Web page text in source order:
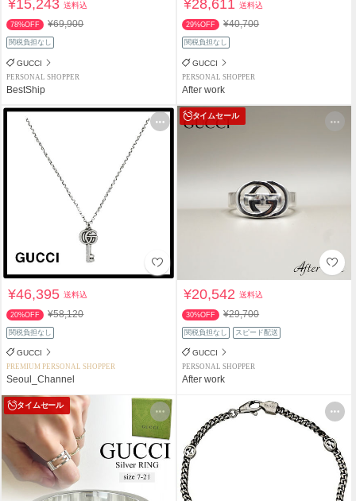
¥15,243送料込
78%OFF ¥69,900
関税負担なし
GUCCI
PERSONAL SHOPPER
BestShip
¥28,611送料込
29%OFF ¥40,700
関税負担なし
GUCCI
PERSONAL SHOPPER
After work
¥46,395送料込
20%OFF ¥58,120
関税負担なし
GUCCI
PREMIUM PERSONAL SHOPPER
Seoul_Channel
タイムセール
¥20,542送料込
30%OFF ¥29,700
関税負担なし スピード配送
GUCCI
PERSONAL SHOPPER
After work
タイムセール